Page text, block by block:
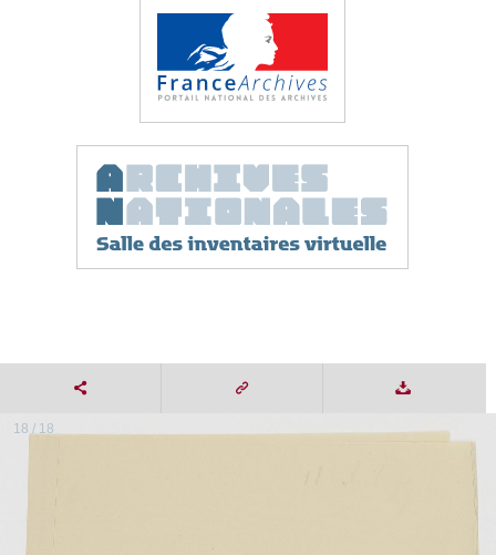
18 / 18